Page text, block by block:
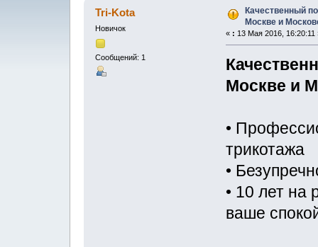
области (Прочитано 11677 раз)
Tri-Kota
Новичок
Сообщений: 1
Качественный
Москве и
« : 13 Мая 2016, 16:20:11
Москве и
•
трикотажа
•
• 10 лет
ваше